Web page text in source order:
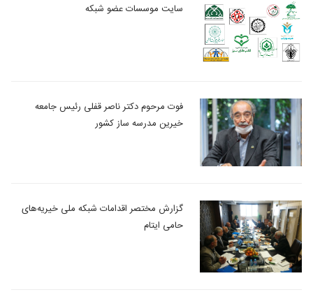
سایت موسسات عضو شبکه
فوت مرحوم دکتر ناصر قفلی رئیس جامعه
خیرین مدرسه ساز کشور
گزارش مختصر اقدامات شبکه ملی خیریه‌های
حامی ایتام